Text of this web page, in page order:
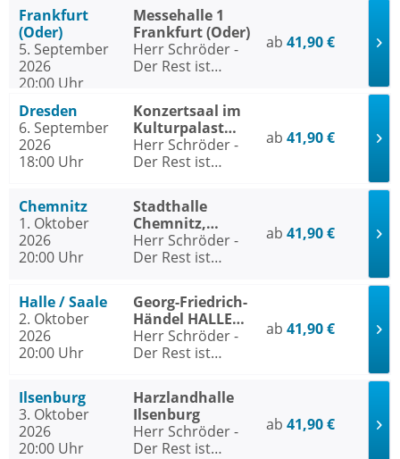
Frankfurt
(Oder)
5. September
2026
20:00 Uhr
Messehalle 1
Frankfurt (Oder)
Herr Schröder -
Der Rest ist
ab 41,90 €
Dresden
6. September
2026
18:00 Uhr
Konzertsaal im
Kulturpalast
Dresden
Herr Schröder -
Der Rest ist
ab 41,90 €
Chemnitz
1. Oktober
2026
20:00 Uhr
Stadthalle
Chemnitz,
Stadthallen-Saal
Herr Schröder -
Der Rest ist
ab 41,90 €
Halle / Saale
2. Oktober
2026
20:00 Uhr
Georg-Friedrich-
Händel HALLE
Halle / Saale
Herr Schröder -
Der Rest ist
ab 41,90 €
Ilsenburg
3. Oktober
2026
20:00 Uhr
Harzlandhalle
Ilsenburg
Herr Schröder -
Der Rest ist
ab 41,90 €